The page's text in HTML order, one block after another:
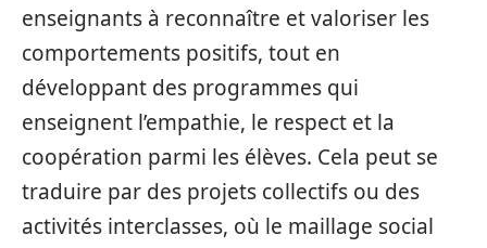
enseignants à reconnaître et valoriser les
comportements positifs, tout en
développant des programmes qui
enseignent l’empathie, le respect et la
coopération parmi les élèves. Cela peut se
traduire par des projets collectifs ou des
activités interclasses, où le maillage social